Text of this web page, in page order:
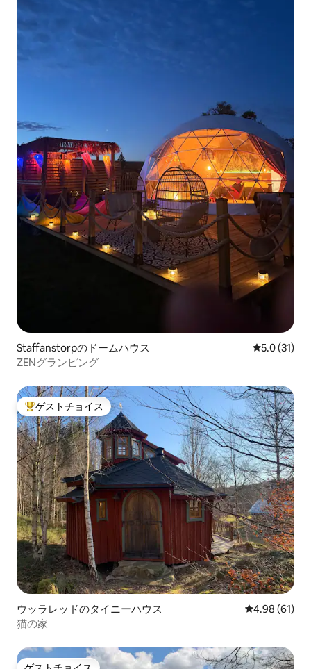
Staffanstorpのドームハウス レビュー31
5.0 (31)
ZENグランピング
大好評のゲストチョイスです。
ゲストチョイス
ウッラレッドのタイニーハウス レビュー61
4.98 (61)
猫の家